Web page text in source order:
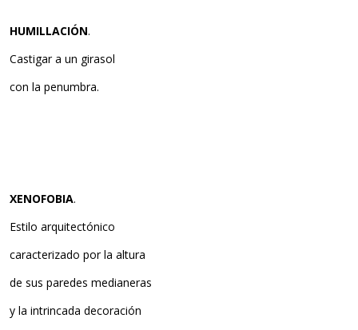
HUMILLACIÓN.
Castigar a un girasol
con la penumbra.
XENOFOBIA.
Estilo arquitectónico
caracterizado por la altura
de sus paredes medianeras
y la intrincada decoración